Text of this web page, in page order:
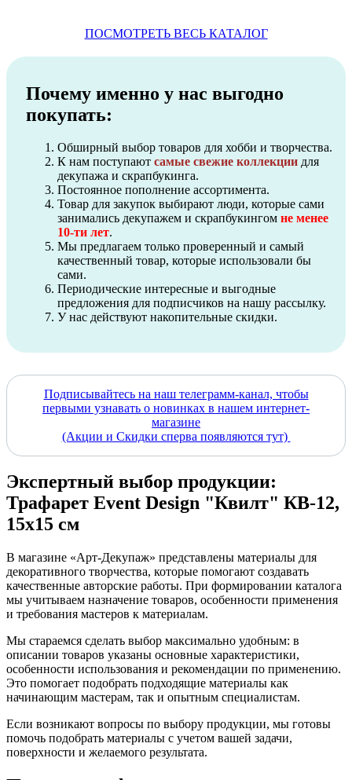
ПОСМОТРЕТЬ ВЕСЬ КАТАЛОГ
Почему именно у нас выгодно
покупать:
Обширный выбор товаров для хобби и творчества.
К нам поступают самые свежие коллекции для
декупажа и скрапбукинга.
Постоянное пополнение ассортимента.
Товар для закупок выбирают люди, которые сами
занимались декупажем и скрапбукингом не менее
10-ти лет.
Мы предлагаем только проверенный и самый
качественный товар, которые использовали бы
сами.
Периодические интересные и выгодные
предложения для подписчиков на нашу рассылку.
У нас действуют накопительные скидки.
Подписывайтесь на наш телеграмм-канал, чтобы
первыми узнавать о новинках в нашем интернет-
магазине
(Акции и Скидки сперва появляются тут)
Экспертный выбор продукции:
Трафарет Event Design "Квилт" КВ-12,
15х15 см
В магазине «Арт-Декупаж» представлены материалы для
декоративного творчества, которые помогают создавать
качественные авторские работы. При формировании каталога
мы учитываем назначение товаров, особенности применения
и требования мастеров к материалам.
Мы стараемся сделать выбор максимально удобным: в
описании товаров указаны основные характеристики,
особенности использования и рекомендации по применению.
Это помогает подобрать подходящие материалы как
начинающим мастерам, так и опытным специалистам.
Если возникают вопросы по выбору продукции, мы готовы
помочь подобрать материалы с учетом вашей задачи,
поверхности и желаемого результата.